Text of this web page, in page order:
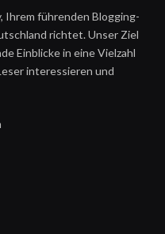
Ihrem führenden Blogging-
richtet. Unser Ziel
Einblicke in eine Vielzahl
interessieren und